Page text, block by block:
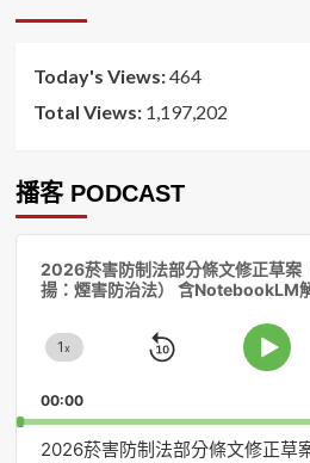
Today's Views:464
Total Views: 1,197,202
播客 PODCAST
2026菸害防制法部分條文修正草案
揚：煙害防治法） 含NotebookLM
Change
Rate
1x
Skip
Play
00:00
2026菸害防制法部分條文修正草